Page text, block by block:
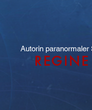
Autorin